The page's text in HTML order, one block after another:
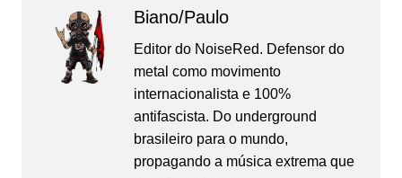
Biano/Paulo
Editor do NoiseRed. Defensor do
metal como movimento
internacionalista e 100%
antifascista. Do underground
brasileiro para o mundo,
propagando a música extrema que